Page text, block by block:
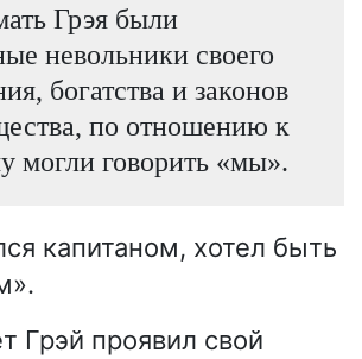
Грэя были
невольники своего
богатства и законов
по отношению к
могли говорить «мы».
капитаном, хотел быть
Грэй проявил свой